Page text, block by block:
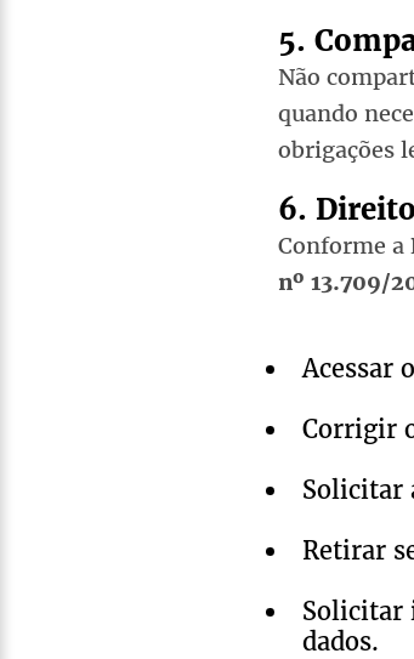
5.
Não
quando
obrigações
6.
Conforme a
nº 13.709/
Acessar
Corrigir
Solicitar
Retirar
Solicitar
dados.